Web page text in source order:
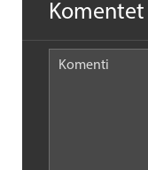
Komentet